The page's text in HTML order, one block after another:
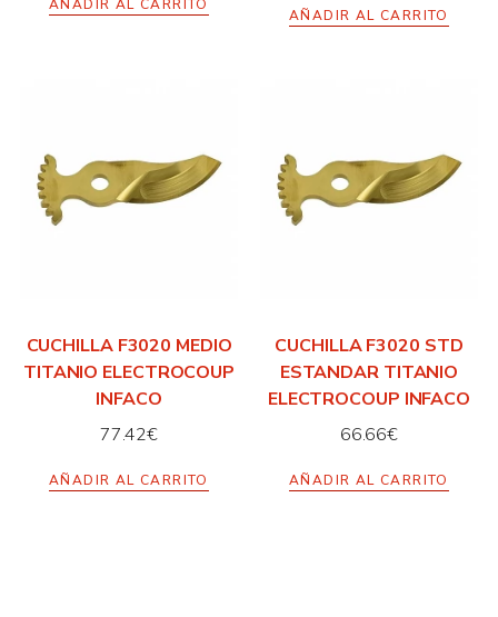
AÑADIR AL CARRITO
AÑADIR AL CARRITO
CUCHILLA F3020 MEDIO
TITANIO ELECTROCOUP
INFACO
77.42€
AÑADIR AL CARRITO
CUCHILLA F3020 STD
ESTANDAR TITANIO
ELECTROCOUP INFACO
66.66€
AÑADIR AL CARRITO